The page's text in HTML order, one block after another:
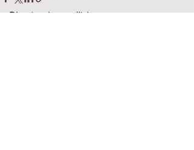
Diventare imprenditrice